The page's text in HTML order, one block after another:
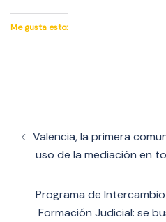
Me gusta esto:
de
entradas
Valencia, la primera
uso de la mediación en
Programa de
Formación Judicial: se